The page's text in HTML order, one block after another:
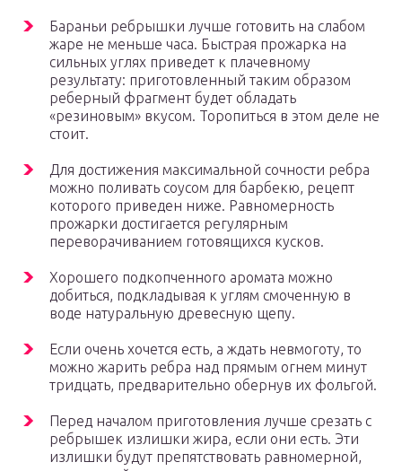
Бараньи ребрышки лучше готовить на слабом
жаре не меньше часа. Быстрая прожарка на
сильных углях приведет к плачевному
результату: приготовленный таким образом
реберный фрагмент будет обладать
«резиновым» вкусом. Торопиться в этом деле не
стоит.
Для достижения максимальной сочности ребра
можно поливать соусом для барбекю, рецепт
которого приведен ниже. Равномерность
прожарки достигается регулярным
переворачиванием готовящихся кусков.
Хорошего подкопченного аромата можно
добиться, подкладывая к углям смоченную в
воде натуральную древесную щепу.
Если очень хочется есть, а ждать невмоготу, то
можно жарить ребра над прямым огнем минут
тридцать, предварительно обернув их фольгой.
Перед началом приготовления лучше срезать с
ребрышек излишки жира, если они есть. Эти
излишки будут препятствовать равномерной,